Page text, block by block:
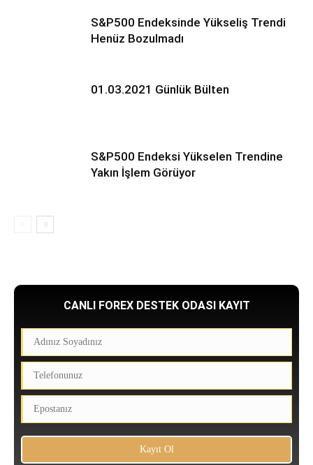
S&P500 Endeksinde Yükseliş Trendi
Henüz Bozulmadı
01.03.2021 Günlük Bülten
S&P500 Endeksi Yükselen Trendine
Yakın İşlem Görüyor
CANLI FOREX DESTEK ODASI KAYIT